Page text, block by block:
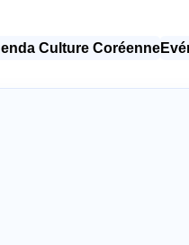
Culture Coréenne